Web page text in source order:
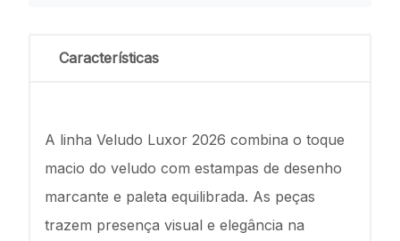
Características
A linha Veludo Luxor 2026 combina o toque
macio do veludo com estampas de desenho
marcante e paleta equilibrada. As peças
trazem presença visual e elegância na